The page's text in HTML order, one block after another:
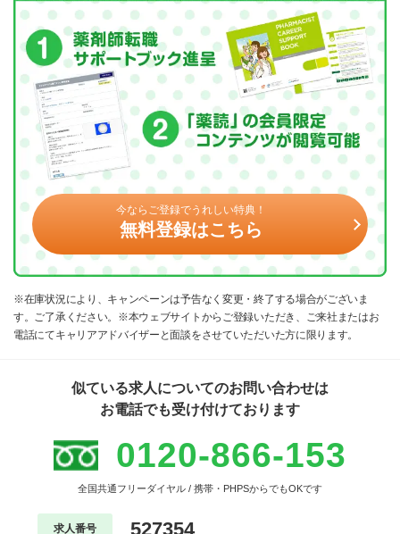
今ならご登録でうれしい特典！
無料登録はこちら
※在庫状況により、キャンペーンは予告なく変更・終了する場合がございま
す。ご了承ください。※本ウェブサイトからご登録いただき、ご来社またはお
電話にてキャリアアドバイザーと面談をさせていただいた方に限ります。
似ている求人についてのお問い合わせは
お電話でも受け付けております
0120-866-153
全国共通フリーダイヤル / 携帯・PHPSからでもOKです
求人番号 527354